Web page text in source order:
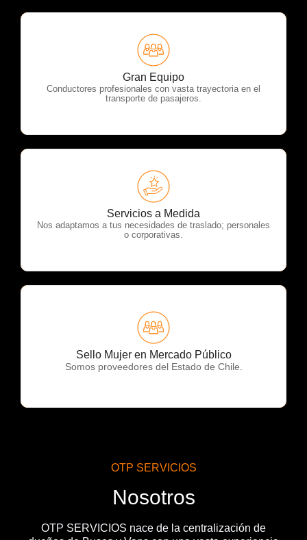
Gran Equipo
Conductores profesionales con vasta trayectoria en el
transporte de pasajeros.
OTP Servicios
Servicios a Medida
Nos adaptamos a tus necesidades de traslado; personales
o corporativas.
OTP Servicios
Sello Mujer en Mercado Público
Somos proveedores del Estado de Chile.
OTP Servicios
OTP SERVICIOS
Nosotros
OTP SERVICIOS nace de la centralización de